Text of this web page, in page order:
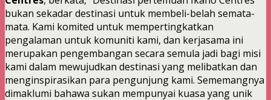
bukan sekadar destinasi untuk membeli-belah semata-
mata. Kami komited untuk mempertingkatkan
pengalaman untuk komuniti kami, dan kerjasama ini
merupakan pengembangan secara semula jadi bagi misi
kami dalam mewujudkan destinasi yang melibatkan dan
menginspirasikan para pengunjung kami. Sememangnya
dimaklumi bahawa sukan mempunyai kuasa yang unik